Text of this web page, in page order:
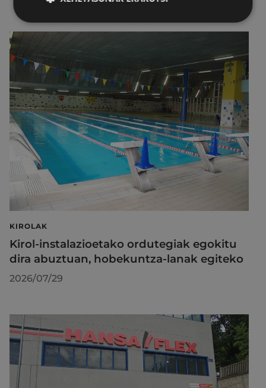
KIROLAK
Kirol-instalazioetako ordutegiak egokitu
dira abuztuan, hobekuntza-lanak egiteko
2026/07/29